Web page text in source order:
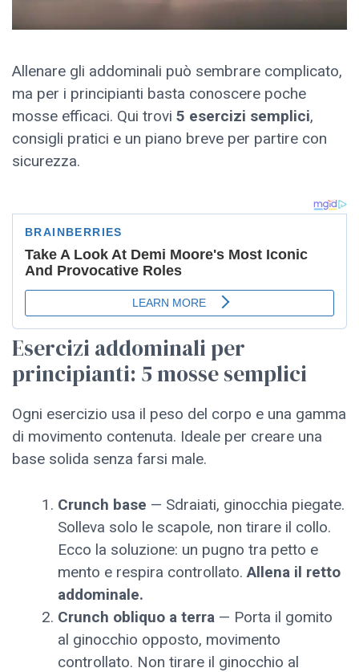
Allenare gli addominali può sembrare complicato,
ma per i principianti basta conoscere poche
mosse efficaci. Qui trovi 5 esercizi semplici,
consigli pratici e un piano breve per partire con
sicurezza.
Esercizi addominali per
principianti: 5 mosse semplici
Ogni esercizio usa il peso del corpo e una gamma
di movimento contenuta. Ideale per creare una
base solida senza farsi male.
Crunch base — Sdraiati, ginocchia piegate.
Solleva solo le scapole, non tirare il collo.
Ecco la soluzione: un pugno tra petto e
mento e respira controllato.Allena il retto
addominale.
Crunch obliquo a terra — Porta il gomito
al ginocchio opposto, movimento
controllato. Non tirare il ginocchio al